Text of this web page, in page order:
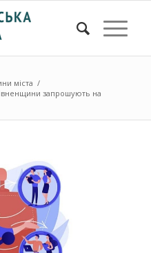
міста /
запрошують на